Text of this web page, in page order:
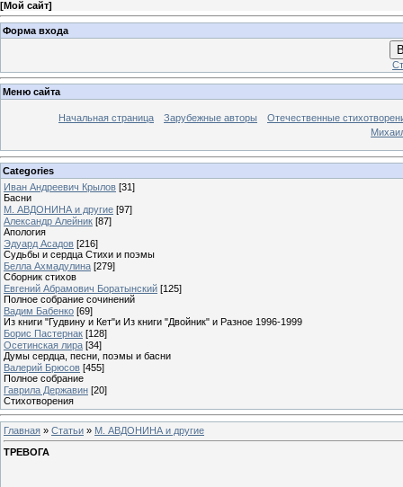
[Мой сайт]
Форма входа
Меню сайта
Начальная страница Зарубежные авторы
Отечественные
Categories
Иван Андреевич Крылов [31]
Басни
М. АВДОНИНА и другие [97]
Александр Алейник [87]
Апология
Эдуард Асадов [216]
Судьбы и сердца Стихи и поэмы
Белла Ахмадулина [279]
Сборник стихов
Евгений Абрамович Боратынский [125]
Полное собрание сочинений
Вадим Бабенко [69]
Из книги "Гудвину и Кет"и Из книги "Двойник" и Разное 1996-1999
Борис Пастернак [128]
Осетинская лира [34]
Думы сердца, песни, поэмы и басни
Валерий Брюсов [455]
Полное собрание
Гаврила Державин [20]
Стихотворения
Главная » Статьи » М. АВДОНИНА и другие
ТРЕВОГА